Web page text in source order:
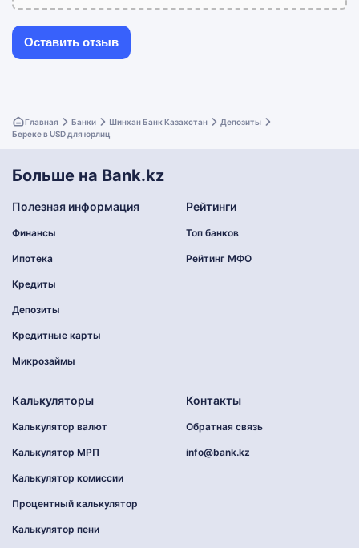
Главная Банки Шинхан Банк Казахстан
Депозиты
Береке в USD для юрлиц
Больше на Bank.kz
Полезная информация
Финансы
Ипотека
Кредиты
Депозиты
Кредитные карты
Микрозаймы
Рейтинги
Топ банков
Рейтинг МФО
Калькуляторы
Калькулятор валют
Калькулятор МРП
Калькулятор комиссии
Процентный калькулятор
Калькулятор пени
Контакты
Обратная связь
info@bank.kz